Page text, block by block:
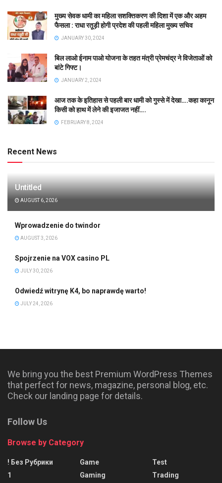
मुख्य सेवक धामी का महिला सशक्तिकरण की दिशा में एक और अहम
फैसला : राधा रतूड़ी होगी प्रदेश की पहली महिला मुख्य सचिव
JANUARY 30, 2024
बिल लाओ ईनाम पाओ योजना के तहत मंत्री प्रेमचंद्र ने विजेताओं को
बांटे गिफ्ट।
JANUARY 2, 2024
आज तक के इतिहास से पहली बार धामी को गुस्से में देखा….कहा कानून
किसी को हाथ में लेने की इजाजत नहीं….
FEBRUARY 8, 2024
Recent News
Untitled
AUGUST 6, 2026
Wprowadzenie do twindor
AUGUST 3, 2026
Spojrzenie na VOX casino PL
JULY 30, 2026
Odwiedź witrynę K4, bo naprawdę warto!
JULY 24, 2026
We bring you the best Premium WordPress Themes
that perfect for news, magazine, personal blog, etc.
Check our landing page for details.
Follow Us
Browse by Category
! Без Рубрики
1
Game
Gaming
Test
Trading